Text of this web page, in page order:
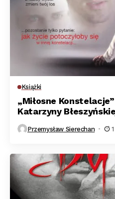
Książki
„Miłosne
Katarzyny
Przemysław Sierechan